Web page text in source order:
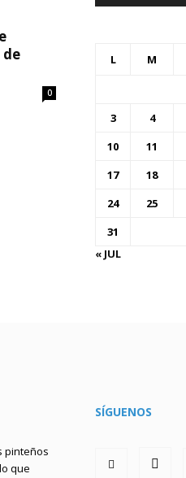
0
L M
3
4
10
11
17
18
24
25
31
« JUL
pinteños
que
SÍGUENOS